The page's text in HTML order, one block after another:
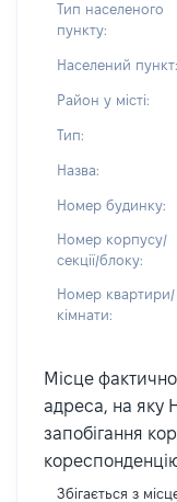
Тип населеного
пункту:
Населений пункт:
Район у місті:
Тип:
Назва:
Номер будинку:
Номер корпусу/
секції/блоку:
Номер квартири/
кімнати:
Місце
адреса, на яку
запобігання
Збігається з